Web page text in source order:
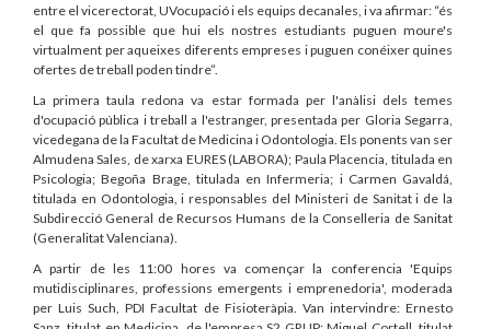
entre el vicerectorat, UVocupació i els equips decanales, i va afirmar: “és
el que fa possible que hui els nostres estudiants puguen moure's
virtualment per aqueixes diferents empreses i puguen conéixer quines
ofertes de treball poden tindre”.
La primera taula redona va estar formada per l'anàlisi dels temes
d'ocupació pública i treball a l'estranger, presentada per Gloria Segarra,
vicedegana de la Facultat de Medicina i Odontologia. Els ponents van ser
Almudena Sales, de xarxa EURES (LABORA); Paula Placencia, titulada en
Psicologia; Begoña Brage, titulada en Infermeria; i Carmen Gavaldá,
titulada en Odontologia, i responsables del Ministeri de Sanitat i de la
Subdirecció General de Recursos Humans de la Conselleria de Sanitat
(Generalitat Valenciana).
A partir de les 11:00 hores va començar la conferencia 'Equips
mutidisciplinares, professions emergents i emprenedoria', moderada
per Luis Such, PDI Facultat de Fisioteràpia. Van intervindre: Ernesto